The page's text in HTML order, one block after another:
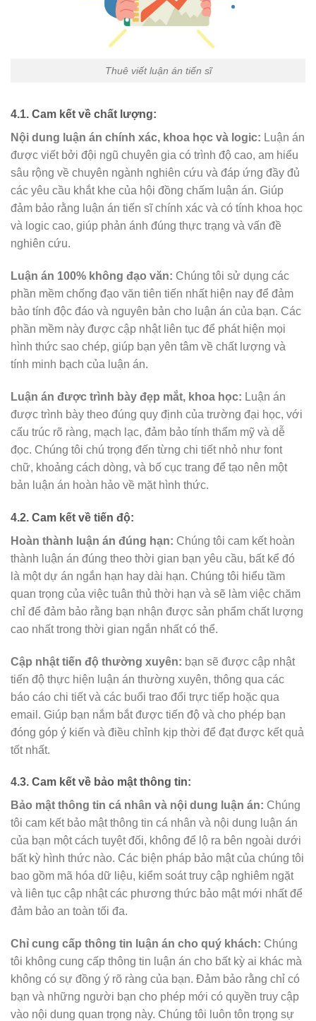
Thuê viết luận án tiến sĩ
4.1. Cam kết về chất lượng:
Nội dung luận án chính xác, khoa học và logic: Luận án
được viết bởi đội ngũ chuyên gia có trình độ cao, am hiểu
sâu rộng về chuyên ngành nghiên cứu và đáp ứng đầy đủ
các yêu cầu khắt khe của hội đồng chấm luận án. Giúp
đảm bảo rằng luận án tiến sĩ chính xác và có tính khoa học
và logic cao, giúp phản ánh đúng thực trạng và vấn đề
nghiên cứu.
Luận án 100% không đạo văn: Chúng tôi sử dụng các
phần mềm chống đạo văn tiên tiến nhất hiện nay để đảm
bảo tính độc đáo và nguyên bản cho luận án của bạn. Các
phần mềm này được cập nhật liên tục để phát hiện mọi
hình thức sao chép, giúp bạn yên tâm về chất lượng và
tính minh bạch của luận án.
Luận án được trình bày đẹp mắt, khoa học: Luận án
được trình bày theo đúng quy định của trường đại học, với
cấu trúc rõ ràng, mạch lạc, đảm bảo tính thẩm mỹ và dễ
đọc. Chúng tôi chú trọng đến từng chi tiết nhỏ như font
chữ, khoảng cách dòng, và bố cục trang để tạo nên một
bản luận án hoàn hảo về mặt hình thức.
4.2. Cam kết về tiến độ:
Hoàn thành luận án đúng hạn: Chúng tôi cam kết hoàn
thành luận án đúng theo thời gian bạn yêu cầu, bất kể đó
là một dự án ngắn hạn hay dài hạn. Chúng tôi hiểu tầm
quan trọng của việc tuân thủ thời hạn và sẽ làm việc chăm
chỉ để đảm bảo rằng bạn nhận được sản phẩm chất lượng
cao nhất trong thời gian ngắn nhất có thể.
Cập nhật tiến độ thường xuyên: bạn sẽ được cập nhật
tiến độ thực hiện luận án thường xuyên, thông qua các
báo cáo chi tiết và các buổi trao đổi trực tiếp hoặc qua
email. Giúp bạn nắm bắt được tiến độ và cho phép bạn
đóng góp ý kiến và điều chỉnh kịp thời để đạt được kết quả
tốt nhất.
4.3. Cam kết về bảo mật thông tin:
Bảo mật thông tin cá nhân và nội dung luận án: Chúng
tôi cam kết bảo mật thông tin cá nhân và nội dung luận án
của bạn một cách tuyệt đối, không để lộ ra bên ngoài dưới
bất kỳ hình thức nào. Các biện pháp bảo mật của chúng tôi
bao gồm mã hóa dữ liệu, kiểm soát truy cập nghiêm ngặt
và liên tục cập nhật các phương thức bảo mật mới nhất để
đảm bảo an toàn tối đa.
Chỉ cung cấp thông tin luận án cho quý khách: Chúng
tôi không cung cấp thông tin luận án cho bất kỳ ai khác mà
không có sự đồng ý rõ ràng của bạn. Đảm bảo rằng chỉ có
bạn và những người bạn cho phép mới có quyền truy cập
vào nội dung quan trọng này. Chúng tôi luôn tôn trọng sự